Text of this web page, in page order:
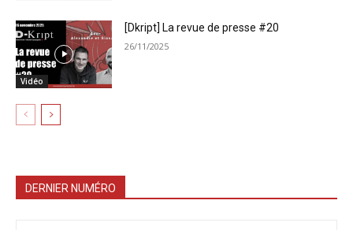
Vidéo
[Dkript] La revue de presse #20
26/11/2025
DERNIER NUMÉRO